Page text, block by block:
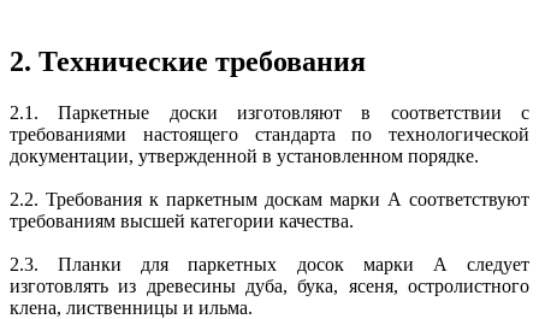
2. Технические требования
2.1. Паркетные доски изготовляют в соответствии с
требованиями настоящего стандарта по технологической
документации, утвержденной в установленном порядке.
2.2. Требования к паркетным доскам марки А соответствуют
требованиям высшей категории качества.
2.3. Планки для паркетных досок марки А следует
изготовлять из древесины дуба, бука, ясеня, остролистного
клена, лиственницы и ильма.